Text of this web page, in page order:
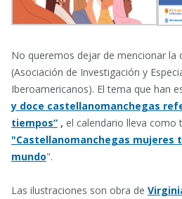
No queremos dejar de mencionar la
(Asociación de Investigación y
Iberoamericanos). El tema que han
y doce castellanomanchegas
tiempos” , el calendario lleva como
"Castellanomanchegas mujeres
mundo".
Las ilustraciones son obra de